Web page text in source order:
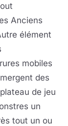
Anciens
élément
mobiles
des
de jeu
un
tout un ou